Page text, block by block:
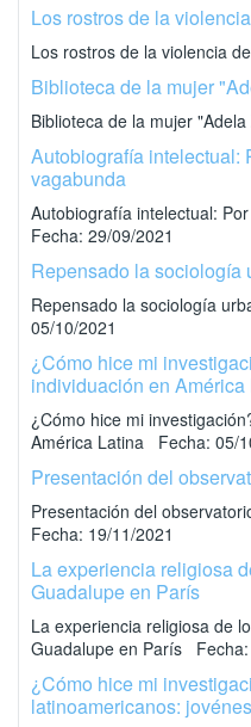
Los rostros de la
Los rostros de la violencia
Biblioteca de la mujer
Biblioteca de la mujer
Autobiografía intelectual:
vagabunda
Autobiografía intelectual:
Fecha: 29/09/2021
Repensado la sociología
Repensado la sociología
05/10/2021
¿Cómo hice mi
individuación en América
¿Cómo hice mi
América Latina Fecha: 05/
Presentación del
Presentación del
Fecha: 19/11/2021
La experiencia religiosa
Guadalupe en París
La experiencia religiosa de
Guadalupe en París Fecha:
¿Cómo hice mi
latinoamericanos: